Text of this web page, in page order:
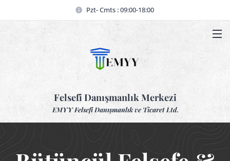
Pzt- Cmts : 09:00-18:00
Felsefi Danışmanlık Merkezi
EMYY Felsefi Danışmanlık ve Ticaret Ltd.